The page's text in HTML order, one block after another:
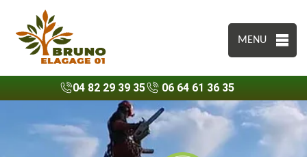
MENU
04 82 29 39 35 06 64 61 36 35